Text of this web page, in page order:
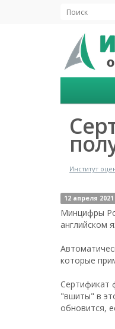
Институт
12 апреля 2021
Минцифры
английском
которые
Сертификат
"вшиты" в
обновится,